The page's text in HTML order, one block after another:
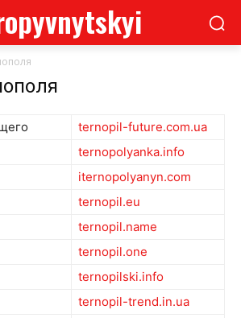
ternopil-future.com.ua
ternopolyanka.info
iternopolyanyn.com
ternopil.eu
ternopil.name
ternopil.one
ternopilski.info
ternopil-trend.in.ua